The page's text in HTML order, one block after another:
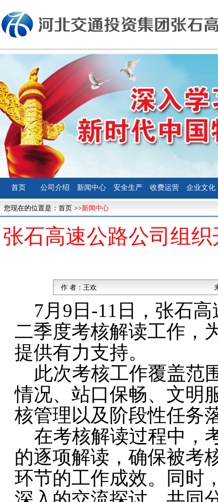
首页 公司介绍 新闻中心 安全生产 收费运营 企业文化
您现在的位置是： 首页 >>新闻中心
张石高速公路公司组
作 者： 王欢
7月9日-11日，张石
二季度考核解读工作，
提供有力支持。
此次考核工作覆盖范
情况、站口保畅、文明
核管理以及阶段性任务
在考核解读过程中，
的逐项解读，确保被考
环节的工作成效。同时